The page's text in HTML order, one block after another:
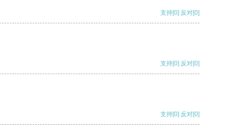
支持[0] 反对[0]
支持[0] 反对[0]
支持[0] 反对[0]